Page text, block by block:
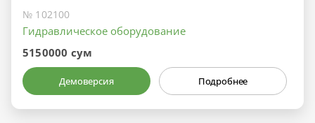
№ 102100
Гидравлическое оборудование
5150000 сум
Демоверсия Подробнее